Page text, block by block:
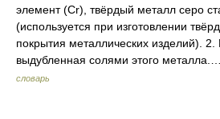
элемент (Сr), твёрдый металл серо
(используется при изготовлении
покрытия металлических изделий). 2.
выдубленная солями этого
словарь